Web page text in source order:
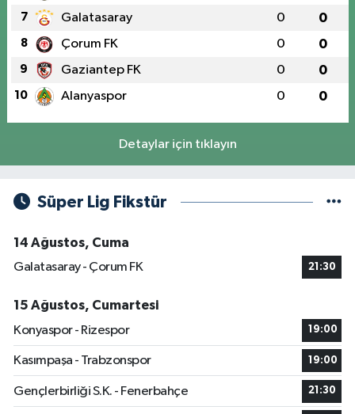
7 Galatasaray 0 0
8 Çorum FK 0 0
9 Gaziantep FK 0 0
10 Alanyaspor 0 0
Detaylar için tıklayın
Süper Lig Fikstür
14 Ağustos, Cuma
Galatasaray - Çorum FK
21:30
15 Ağustos, Cumartesi
Konyaspor - Rizespor
19:00
Kasımpaşa - Trabzonspor 19:00
Gençlerbirliği S.K. - Fenerbahçe 21:30